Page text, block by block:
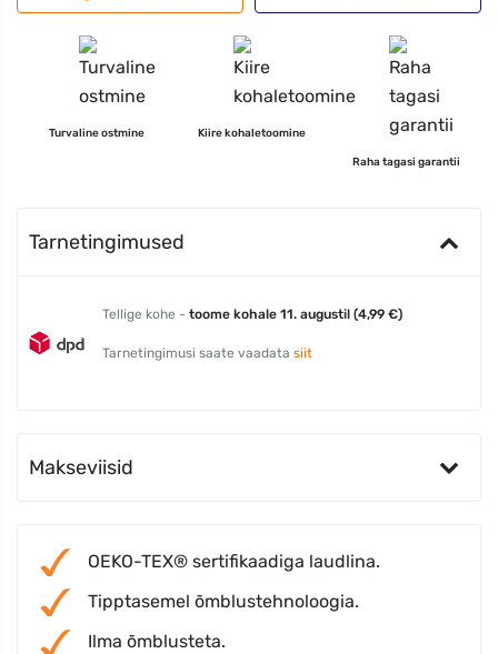
Turvaline ostmine Kiire kohaletoomine
Raha tagasi garantii
Tarnetingimused
Tellige kohe - toome kohale 11. augustil (4,99 €)
Tarnetingimusi saate vaadata siit
Makseviisid
OEKO-TEX® sertifikaadiga laudlina.
Tipptasemel õmblustehnoloogia.
Ilma õmblusteta.